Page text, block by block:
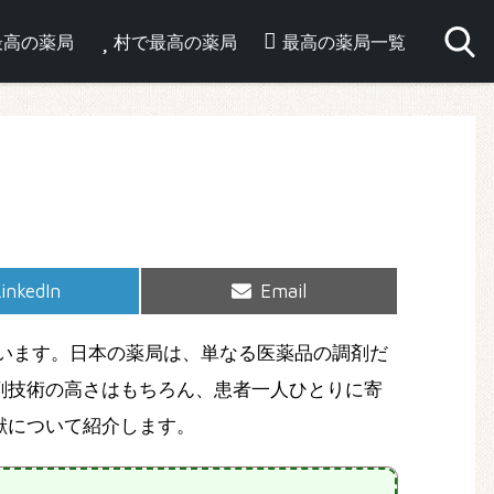
の薬局 村で最高の薬局 最高の薬局一覧
Share
Email
ます。日本の薬局は、単なる医薬品の調剤だ
術の高さはもちろん、患者一人ひとりに寄
ついて紹介します。